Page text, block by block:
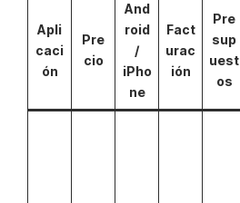
Apli
caci
ón
Pre
cio
And
roid
/
iPho
ne
Fact
urac
ión
Pre
sup
uest
os